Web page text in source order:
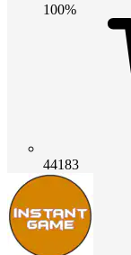
100%
44183